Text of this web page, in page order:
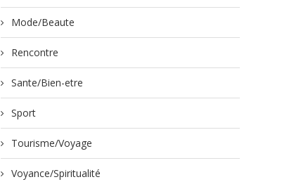
Mode/Beaute
Rencontre
Sante/Bien-etre
Sport
Tourisme/Voyage
Voyance/Spiritualité